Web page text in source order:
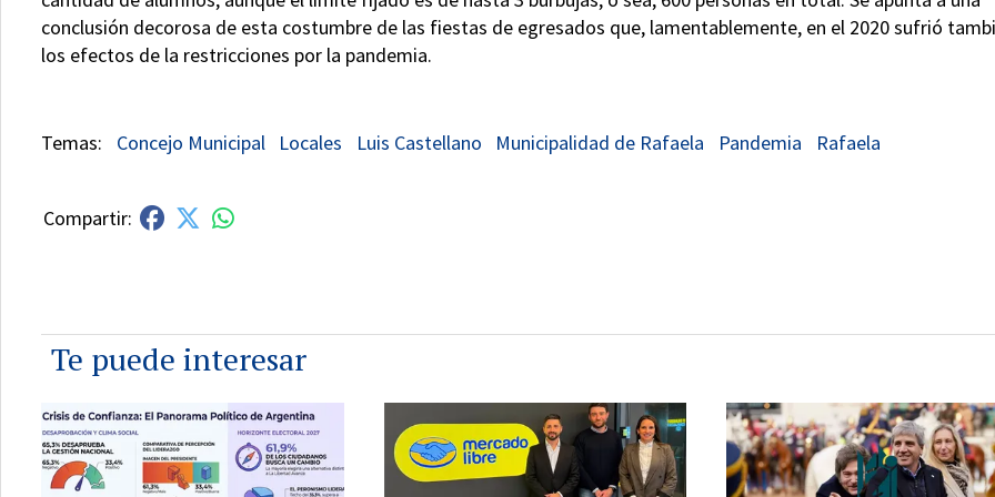
conclusión decorosa de esta costumbre de las fiestas de egresados que, lamentablemente, en el 2020 sufrió
los efectos de la restricciones por la pandemia.
Concejo Municipal Locales Luis Castellano Municipalidad de Rafaela Pandemia Rafaela
Te puede interesar